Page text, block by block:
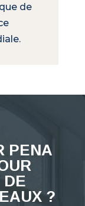
de
PENA
DE
?